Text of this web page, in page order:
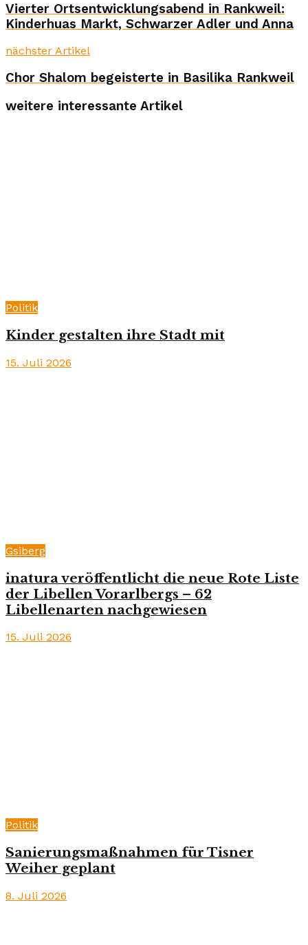
Vierter Ortsentwicklungsabend in Rankweil:
Kinderhuas Markt, Schwarzer Adler und Anna
nächster Artikel
Chor Shalom begeisterte in Basilika Rankweil
weitere interessante Artikel
Politik
Kinder gestalten ihre Stadt mit
15. Juli 2026
Gsiberg
inatura veröffentlicht die neue Rote Liste
der Libellen Vorarlbergs – 62
Libellenarten nachgewiesen
15. Juli 2026
Politik
Sanierungsmaßnahmen für Tisner
Weiher geplant
8. Juli 2026